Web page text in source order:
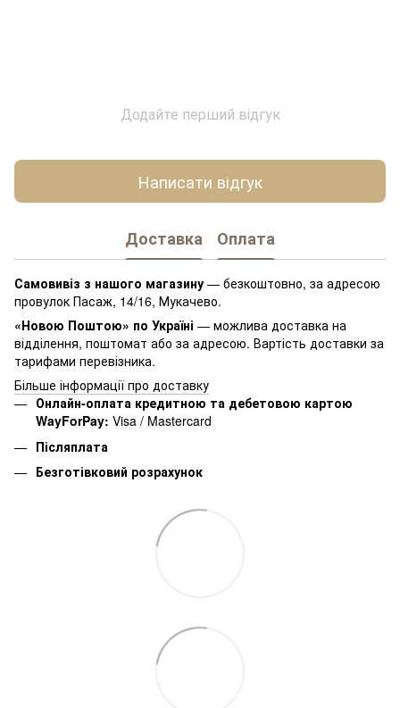
Додайте перший відгук
Написати відгук
Доставка Оплата
Самовивіз з нашого магазину — безкоштовно, за адресою
провулок Пасаж, 14/16, Мукачево.
«Новою Поштою» по Україні — можлива доставка на
відділення, поштомат або за адресою. Вартість доставки за
тарифами перевізника.
Більше інформації про доставку
Онлайн-оплата кредитною та дебетовою картою
WayForPay: Visa / Mastercard
Післяплата
Безготівковий розрахунок